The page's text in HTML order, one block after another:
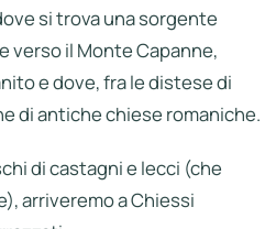
si trova una sorgente
verso il Monte Capanne,
e dove, fra le distese di
di antiche chiese romaniche.
di castagni e lecci (che
arriveremo a Chiessi